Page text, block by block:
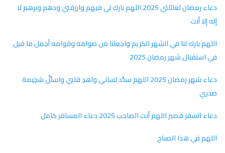
دعاء رمضان لعائلتي 2025 اللهم بارك لي فيهم وارزقني ودهم وبرهم لا
إله إلا أنت
اللهم بارك لنا في الشهر الكريم واجعلنا من صوامه وقوامه أجمل ما قيل
في استقبال شهر رمضان 2025
دعاء شهر رمضان 2025 اللهم سدِّد لساني واهدِ قلبي واسلُلْ سَخِيمة
صدري
دعاء السفر قصير اللهم أنت الصاحب 2025 دعاء المسافر كامل
اللهم في هذا الصباح